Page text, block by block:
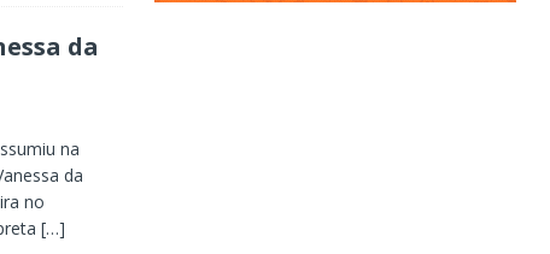
da
na
da
no
[…]